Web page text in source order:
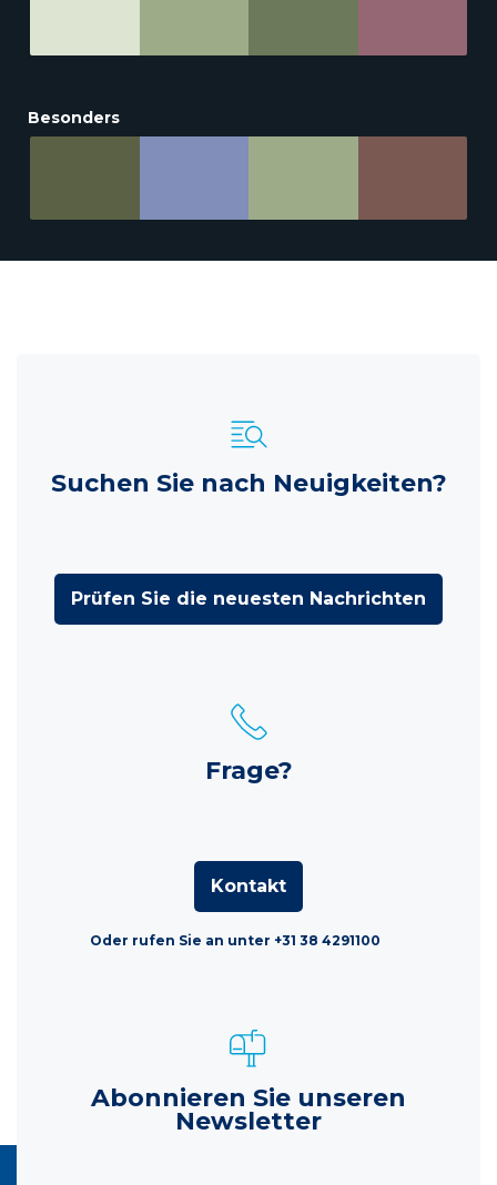
Besonders
Suchen Sie nach Neuigkeiten?
Prüfen Sie die neuesten Nachrichten
Frage?
Kontakt
Oder rufen Sie an unter +31 38 4291100
Abonnieren Sie unseren
Newsletter